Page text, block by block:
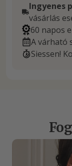
Ingyenes
vásárlás
60 napos
A várható
Siessen!